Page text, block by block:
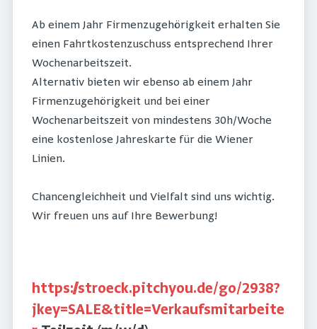
Ab einem Jahr Firmenzugehörigkeit erhalten Sie
einen Fahrtkostenzuschuss entsprechend Ihrer
Wochenarbeitszeit.
Alternativ bieten wir ebenso ab einem Jahr
Firmenzugehörigkeit und bei einer
Wochenarbeitszeit von mindestens 30h/Woche
eine kostenlose Jahreskarte für die Wiener
Linien.
Chancengleichheit und Vielfalt sind uns wichtig.
Wir freuen uns auf Ihre Bewerbung!
https://stroeck.pitchyou.de/go/2938?
jkey=SALE&title=Verkaufsmitarbeite